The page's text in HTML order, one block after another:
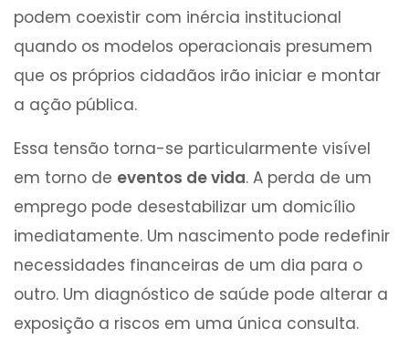
podem coexistir com inércia institucional
quando os modelos operacionais presumem
que os próprios cidadãos irão iniciar e montar
a ação pública.
Essa tensão torna-se particularmente visível
em torno de eventos de vida. A perda de um
emprego pode desestabilizar um domicílio
imediatamente. Um nascimento pode redefinir
necessidades financeiras de um dia para o
outro. Um diagnóstico de saúde pode alterar a
exposição a riscos em uma única consulta.